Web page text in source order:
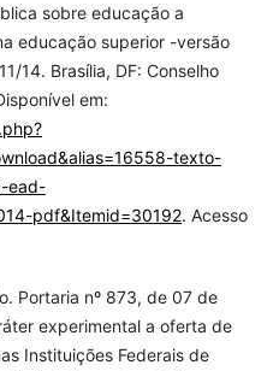
sobre educação a
educação superior -versão
14. Brasília, DF: Conselho
em:
texto-
ead-
pdf&Itemid=30192. Acesso
Portaria nº 873, de 07 de
experimental a oferta de
Instituições Federais de